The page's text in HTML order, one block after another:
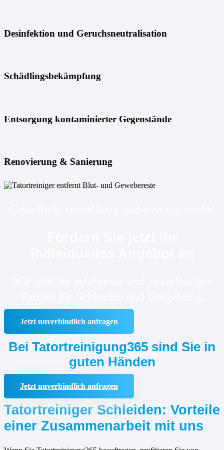
Desinfektion und Geruchsneutralisation
Schädlingsbekämpfung
Entsorgung kontaminierter Gegenstände
Renovierung & Sanierung
Jetzt unverbindlich anfragen
Bei Tatortreinigung365 sind Sie in
guten Händen
Jetzt unverbindlich anfragen
Tatortreiniger Schleiden: Vorteile
einer Zusammenarbeit mit uns